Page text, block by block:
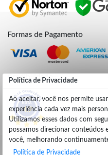
Política de Privacidade
Ao aceitar, você nos permite
experiência cada vez mais
Utilizamos esses dados com
possamos direcionar conteúdos
você, melhorando
Política de Privacidade
Formas de Pagamento
Credibilidade
4.9